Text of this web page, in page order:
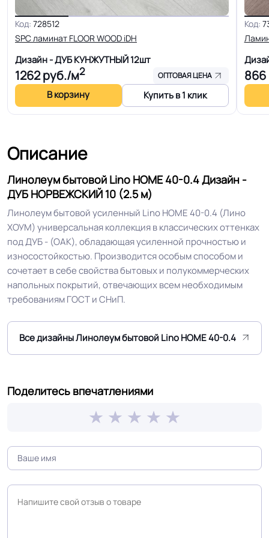
Основа
Дублированная основа
(пвх+текстиль)
Ширина 2.0-2.5-3.0-3.5-4.0 м
строителей, Для магазинов, Для
жилых зон, Для спальни, Для
Допуск изменения
толщин
+-10% мм
Класс горючести
КМ 5 по ФЗ 123 от 22.07.2008г, где
Класс 23/32 кл.
полное отсутствие усадки
Защитный слой
Допуск изменения
рабочего слоя
Код: 728512
SPC ламинат FLOOR WOOD iDH
Дизайн - ДУБ КУНЖУТНЫЙ12шт
1262руб./м2 ОПТОВАЯ ЦЕНА
В корзину Купить в 1 клик
Код:
866
Описание
Линолеум бытовой Lino HOME 40-0.4 Дизайн -
ДУБ НОРВЕЖСКИЙ 10 (2.5 м)
Линолеум бытовой усиленный Lino HOME 40-0.4 (Лино
ХОУМ) универсальная коллекция в классических оттенках
под ДУБ - (OAK), обладающая усиленной прочностью и
износостойкостью. Производится особым способом и
сочетает в себе свойства бытовых и полукоммерческих
напольных покрытий, отвечающих всем необходимым
требованиям ГОСТ и СНиП.
Все дизайны Линолеум бытовой Lino HOME 40-0.4
Поделитесь впечатлениями